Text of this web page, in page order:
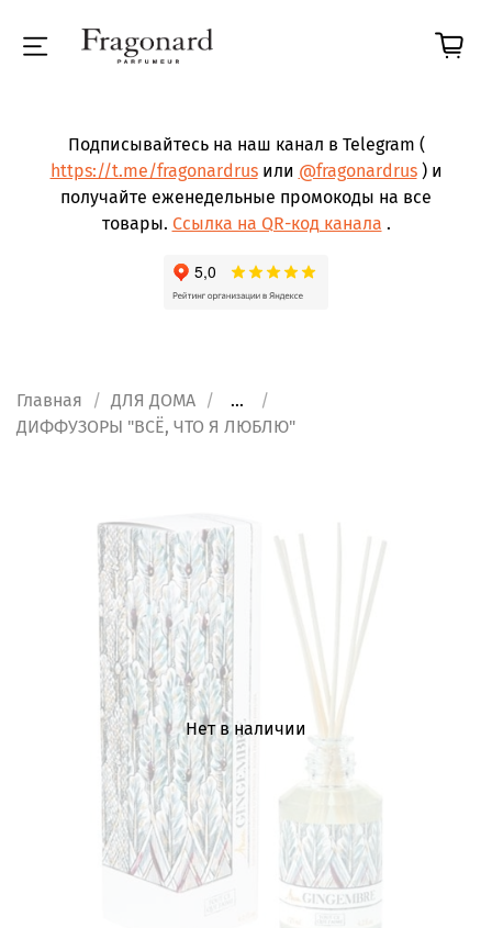
Подписывайтесь на наш канал в Telegram (
https://t.me/fragonardrusили @fragonardrus) и
получайте еженедельные промокоды на все
товары. Ссылка на QR-код канала .
Главная ДЛЯ ДОМА
...
ДИФФУЗОРЫ "ВСЁ, ЧТО Я ЛЮБЛЮ"
Нет в наличии